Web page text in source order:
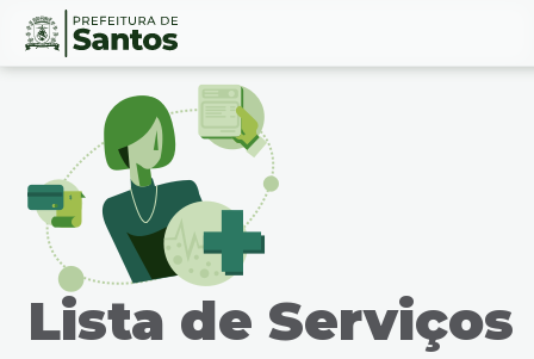
Ir
Conteúdo
Lista de Serviços